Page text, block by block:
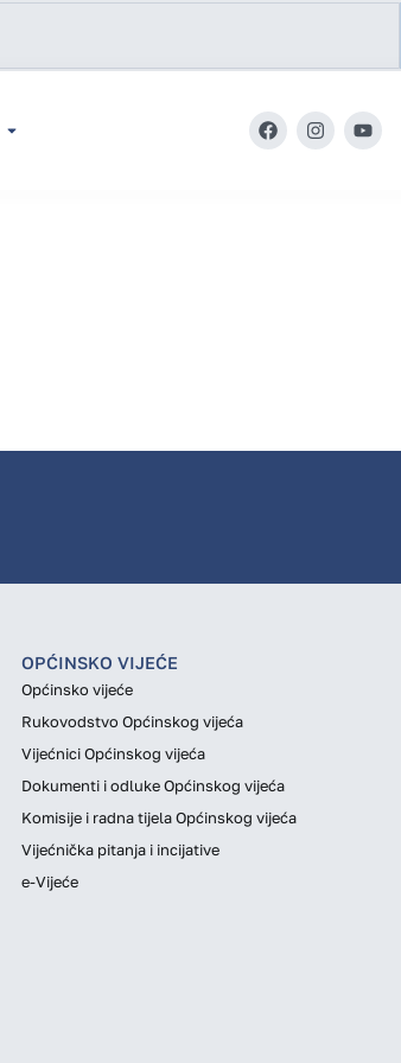
OPĆINSKO VIJEĆE
Općinsko vijeće
Rukovodstvo Općinskog vijeća
Vijećnici Općinskog vijeća
Dokumenti i odluke Općinskog vijeća
Komisije i radna tijela Općinskog vijeća
Vijećnička pitanja i incijative
e-Vijeće